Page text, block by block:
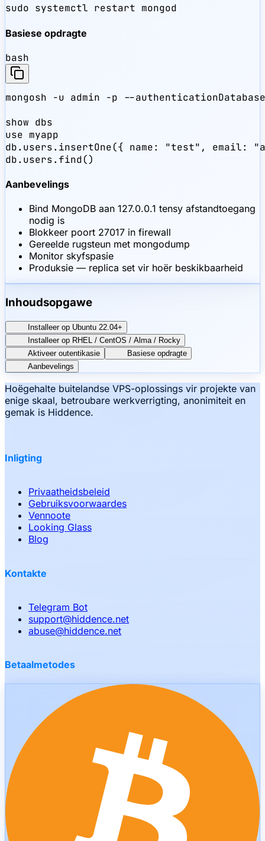
sudo systemctl restart mongod
Basiese opdragte
bash
mongosh -u admin -p --
show dbs
use myapp
db.users.insertOne({ name: "test", email:
db.users.find()
Aanbevelings
Bind MongoDB aan 127.0.0.1 tensy afstandtoegang
nodig is
Blokkeer poort 27017 in firewall
Gereelde rugsteun met mongodump
Monitor skyfspasie
Produksie — replica set vir hoër beskikbaarheid
Inhoudsopgawe
Installeer op Ubuntu 22.04+
Installeer op RHEL / CentOS / Alma / Rocky
Aktiveer outentikasie
Basiese opdragte
Aanbevelings
Hoëgehalte buitelandse VPS-oplossings vir projekte van
enige skaal, betroubare werkverrigting, anonimiteit en
gemak is Hiddence.
Inligting
Privaatheidsbeleid
Gebruiksvoorwaardes
Vennoote
Looking Glass
Blog
Kontakte
Telegram Bot
support@hiddence.net
abuse@hiddence.net
Betaalmetodes